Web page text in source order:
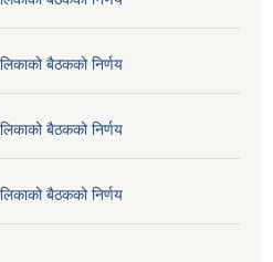
बैठकको निर्णय
बैठकको निर्णय
बैठकको निर्णय